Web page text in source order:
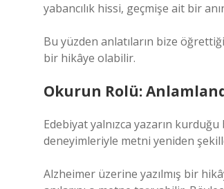
yabancılık hissi, geçmişe ait bir
Bu yüzden anlatıların bize
bir hikâye olabilir.
Okurun Rolü:
Edebiyat yalnızca yazarın
deneyimleriyle metni yeniden
Alzheimer üzerine yazılmış bir